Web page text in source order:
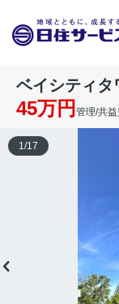
ベイシティタ
45万円 管理/共
1/17